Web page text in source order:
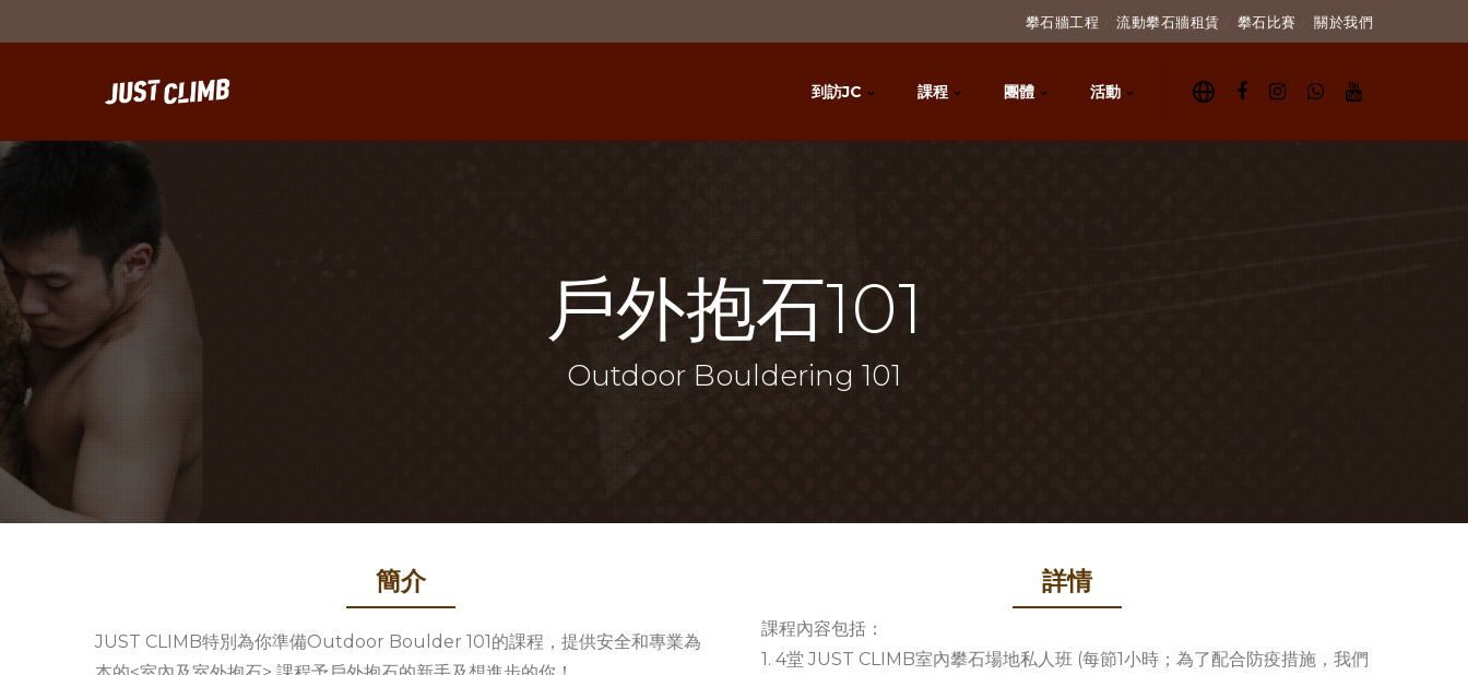
攀石牆工程 流動攀石牆租賃 攀石比賽 關於我們
到訪JC 課程 團體 活動
戶外抱石101
Outdoor Bouldering 101
簡介
JUST CLIMB特別為你準備Outdoor Boulder 101的課程，提供安全和專業為
詳情
課程內容包括：
1. 4堂 JUST CLIMB室內攀石場地私人班 (每節1小時；為了配合防疫措施，我們